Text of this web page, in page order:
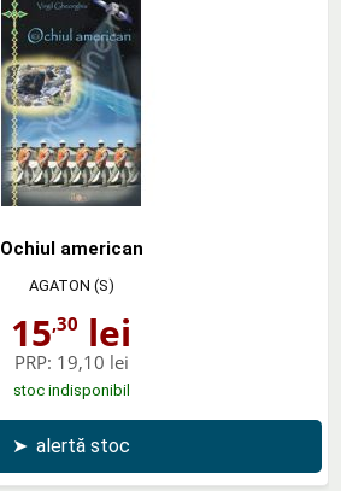
Ochiul american
AGATON (S)
15,30 lei
PRP: 19,10 lei
stoc indisponibil
➤ alertă stoc